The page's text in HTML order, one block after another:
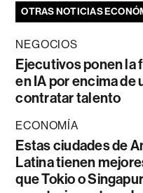
OTRAS NOTICIAS
NEGOCIOS
Ejecutivos ponen la
en IA por encima de
contratar talento
ECONOMÍA
Estas ciudades de
Latina tienen
que Tokio o